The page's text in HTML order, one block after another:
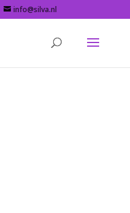
info@silva.nl